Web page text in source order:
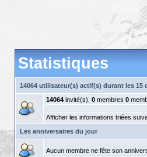
Statistiques
14064 utilisateur(s) actif(s) durant les 15
14064invité(s), 0membres 0
Afficher les informations triées
Les anniversaires du jour
Aucun membre ne fête son